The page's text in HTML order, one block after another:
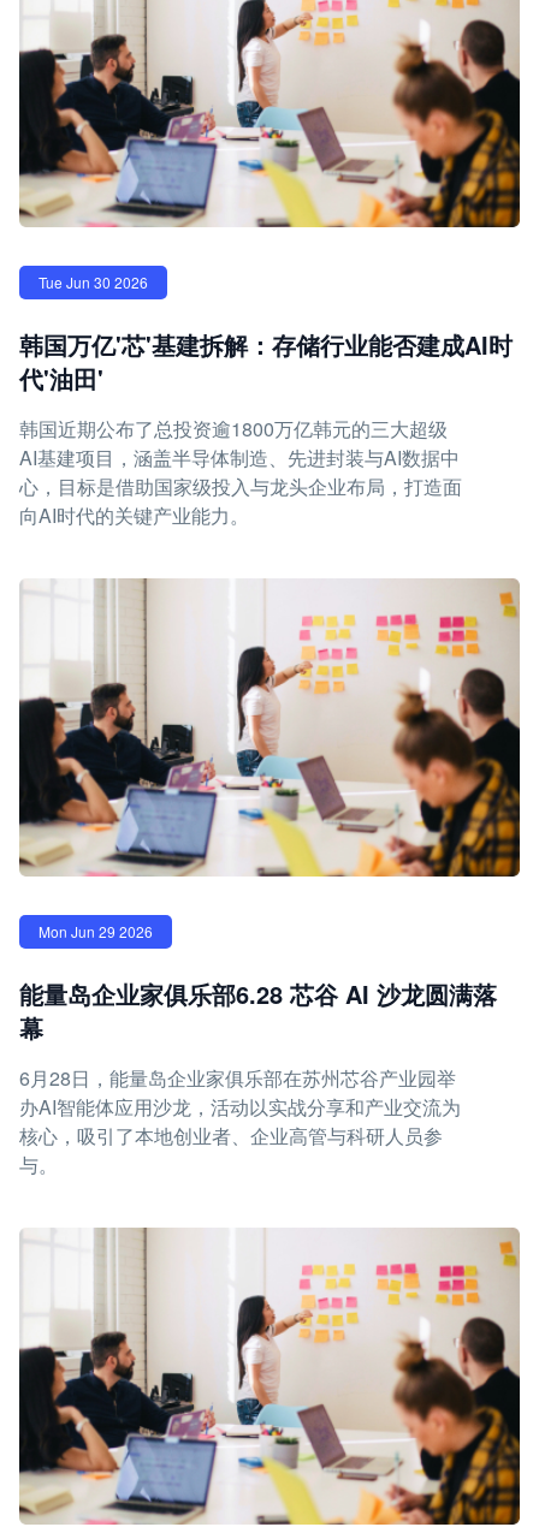
Tue Jun 30 2026
韩国万亿'芯'基建拆解：存储行业能否建成AI时
代'油田'
韩国近期公布了总投资逾1800万亿韩元的三大超级
AI基建项目，涵盖半导体制造、先进封装与AI数据中
心，目标是借助国家级投入与龙头企业布局，打造面
向AI时代的关键产业能力。
Mon Jun 29 2026
能量岛企业家俱乐部6.28 芯谷 AI 沙龙圆满落
幕
6月28日，能量岛企业家俱乐部在苏州芯谷产业园举
办AI智能体应用沙龙，活动以实战分享和产业交流为
核心，吸引了本地创业者、企业高管与科研人员参
与。